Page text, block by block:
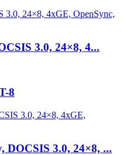
3.0, 24×8, 4...
8
DOCSIS 3.0, 24×8, ...